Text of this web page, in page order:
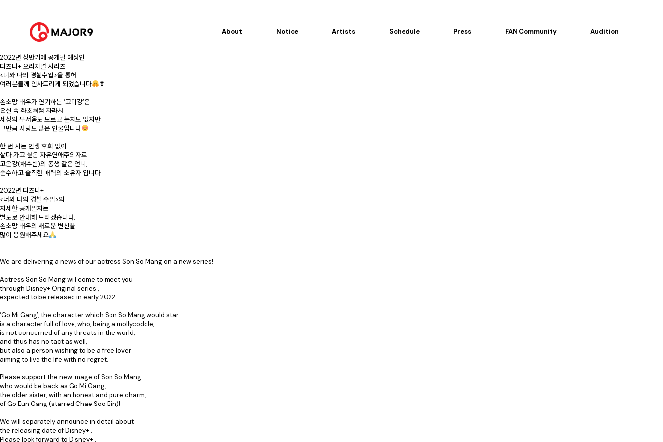
About Notice Artists Schedule Press FAN Community Audition
손소망 배우의
새로운 작품 소식을 전해드립니다.
2022년 상반기에 공개될 예정인
디즈니+ 오리지널 시리즈
<너와 나의 경찰수업>을 통해
여러분들께 인사드리게 되었습니다
❣
손소망 배우가 연기하는 ‘고미강’은
온실 속 화초처럼 자라서
세상의 무서움도 모르고 눈치도 없지만
그만큼 사랑도 많은 인물입니다
한 번 사는 인생 후회 없이
살다 가고 싶은 자유연애주의자로
고은강(채수빈)의 동생 같은 언니,
순수하고 솔직한 매력의 소유자 입니다.
2022년 디즈니+
<너와 나의 경찰 수업>의
자세한 공개일자는
별도로 안내해 드리겠습니다.
손소망 배우의 새로운 변신을
많이 응원해주세요
We are delivering a news of our actress Son So Mang on a new series!
Actress Son So Mang will come to meet you
through Disney+ Original series ,
expected to be released in early 2022.
‘Go Mi Gang’, the character which Son So Mang would star
is a character full of love, who, being a mollycoddle,
is not concerned of any threats in the world,
and thus has no tact as well,
but also a person wishing to be a free lover
aiming to live the life with no regret.
Please support the new image of Son So Mang
who would be back as Go Mi Gang,
the older sister, with an honest and pure charm,
of Go Eun Gang (starred Chae Soo Bin)!
We will separately announce in detail about
the releasing date of Disney+ .
Please look forward to Disney+ .